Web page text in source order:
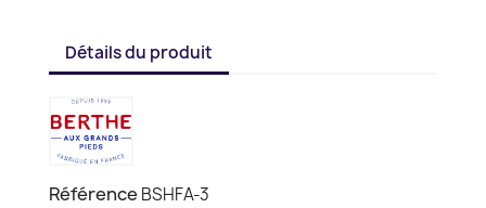
Détails du produit
Référence BSHFA-3